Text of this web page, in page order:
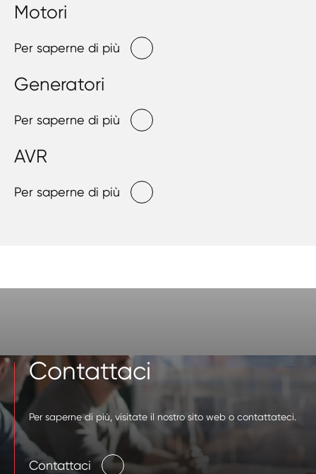
Motori
Per saperne di più
Generatori
Per saperne di più
AVR
Per saperne di più
Contattaci
Per saperne di più, visitate il nostro sito web o contattateci.
Contattaci